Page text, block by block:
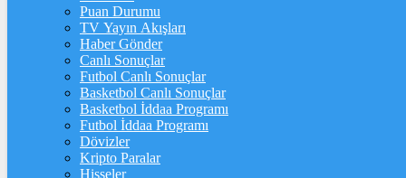
GRAM ALTIN
%0,79
%0,84
BİTCOİN
Puan Durumu
TV Yayın Akışları
Haber Gönder
Canlı Sonuçlar
Futbol Canlı Sonuçlar
Basketbol Canlı Sonuçlar
Basketbol İddaa Programı
Futbol İddaa Programı
Dövizler
Kripto Paralar
Hisseler